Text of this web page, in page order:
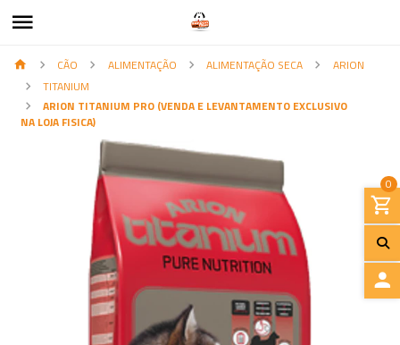
0
CÃO ALIMENTAÇÃO ALIMENTAÇÃO SECA
ARION
TITANIUM
ARION TITANIUM PRO (VENDA E LEVANTAMENTO EXCLUSIVO
NA LOJA FISICA)